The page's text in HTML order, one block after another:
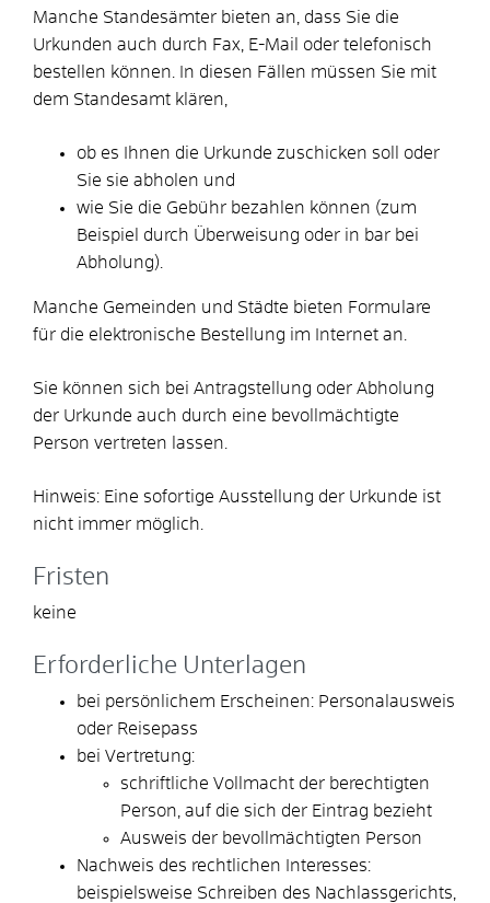
Manche Standesämter bieten an, dass Sie die
Urkunden auch durch Fax, E-Mail oder telefonisch
bestellen können. In diesen Fällen müssen Sie mit
dem Standesamt klären,
ob es Ihnen die Urkunde zuschicken soll oder
Sie sie abholen und
wie Sie die Gebühr bezahlen können (zum
Beispiel durch Überweisung oder in bar bei
Abholung)
Manche Gemeinden und Städte bieten Formulare
für die elektronische Bestellung im Internet an.
Sie können sich bei Antragstellung oder Abholung
der Urkunde auch durch eine bevollmächtigte
Person vertreten lassen.
Hinweis: Eine sofortige Ausstellung der Urkunde ist
nicht immer möglich.
Fristen
keine
Erforderliche Unterlagen
bei persönlichem Erscheinen: Personalausweis
oder Reisepass
bei Vertretung:
schriftliche Vollmacht der berechtigten
Person, auf die sich der Eintrag bezieht
Ausweis der bevollmächtigten Person
Nachweis des rechtlichen Interesses:
beispielsweise Schreiben des Nachlassgerichts,